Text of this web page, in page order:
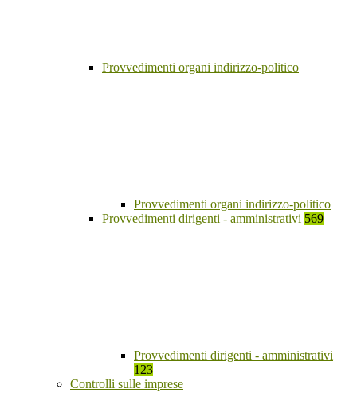
Provvedimenti organi indirizzo-politico
Provvedimenti organi indirizzo-politico
Provvedimenti dirigenti - amministrativi 569
Provvedimenti dirigenti - amministrativi
123
Controlli sulle imprese